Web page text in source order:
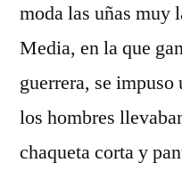
moda las uñas muy
Media, en la que
guerrera, se
los hombres
chaqueta corta y